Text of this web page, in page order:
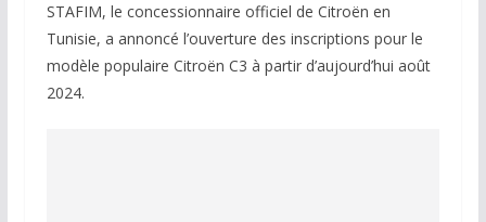
STAFIM, le concessionnaire officiel de Citroën en
Tunisie, a annoncé l’ouverture des inscriptions pour le
modèle populaire Citroën C3 à partir d’aujourd’hui août
2024.